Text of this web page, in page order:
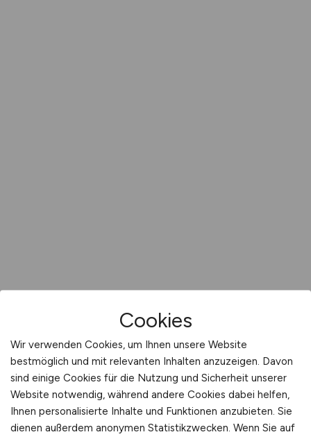
Cookies
Wir verwenden Cookies, um Ihnen unsere Website
bestmöglich und mit relevanten Inhalten anzuzeigen. Davon
sind einige Cookies für die Nutzung und Sicherheit unserer
Website notwendig, während andere Cookies dabei helfen,
Ihnen personalisierte Inhalte und Funktionen anzubieten. Sie
dienen außerdem anonymen Statistikzwecken. Wenn Sie auf